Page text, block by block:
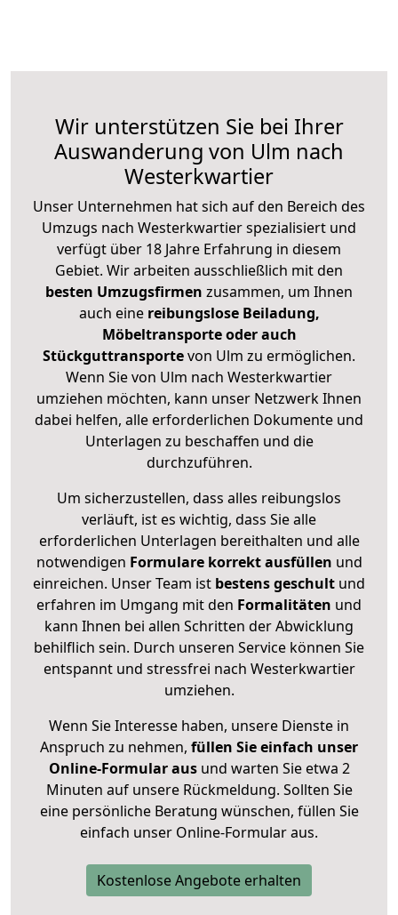
Wir unterstützen Sie bei Ihrer
Auswanderung von Ulm nach
Westerkwartier
Unser Unternehmen hat sich auf den Bereich des
Umzugs nach Westerkwartier spezialisiert und
verfügt über 18 Jahre Erfahrung in diesem
Gebiet. Wir arbeiten ausschließlich mit den
besten Umzugsfirmen zusammen, um Ihnen
auch eine reibungslose Beiladung,
Möbeltransporte oder auch
Stückguttransportevon Ulm zu ermöglichen.
Wenn Sie von Ulm nach Westerkwartier
umziehen möchten, kann unser Netzwerk Ihnen
dabei helfen, alle erforderlichen Dokumente und
Unterlagen zu beschaffen und die
durchzuführen.
Um sicherzustellen, dass alles reibungslos
verläuft, ist es wichtig, dass Sie alle
erforderlichen Unterlagen bereithalten und alle
notwendigen Formulare korrekt ausfüllen und
einreichen. Unser Team ist bestens geschult und
erfahren im Umgang mit den Formalitäten und
kann Ihnen bei allen Schritten der Abwicklung
behilflich sein. Durch unseren Service können Sie
entspannt und stressfrei nach Westerkwartier
umziehen.
Wenn Sie Interesse haben, unsere Dienste in
Anspruch zu nehmen, füllen Sie einfach unser
Online-Formular ausund warten Sie etwa 2
Minuten auf unsere Rückmeldung. Sollten Sie
eine persönliche Beratung wünschen, füllen Sie
einfach unser Online-Formular aus.
Kostenlose Angebote erhalten